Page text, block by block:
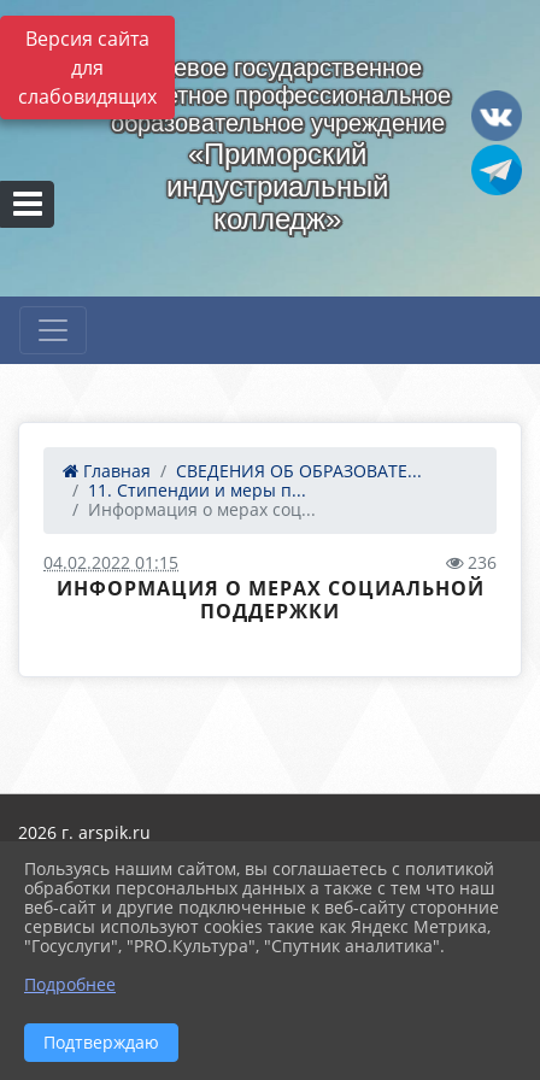
Версия сайта
для
слабовидящих
Краевое государственное
бюджетное профессиональное
образовательное учреждение
«Приморский
индустриальный
колледж»
Главная
СВЕДЕНИЯ ОБ ОБРАЗОВАТЕ...
11. Стипендии и меры п...
Информация о мерах соц...
04.02.2022 01:15 236
ИНФОРМАЦИЯ О МЕРАХ СОЦИАЛЬНОЙ
ПОДДЕРЖКИ
2026 г. arspik.ru
Карта сайта
Политика обработки персональных данных
Сделано на KubCMS
Разработка и поддержка
Пользуясь нашим сайтом, вы соглашаетесь с политикой
обработки персональных данных а также с тем что наш
веб-сайт и другие подключенные к веб-сайту сторонние
сервисы используют cookies такие как Яндекс Метрика,
"Госуслуги", "PRO.Культура", "Спутник аналитика".
Подробнее
Подтверждаю